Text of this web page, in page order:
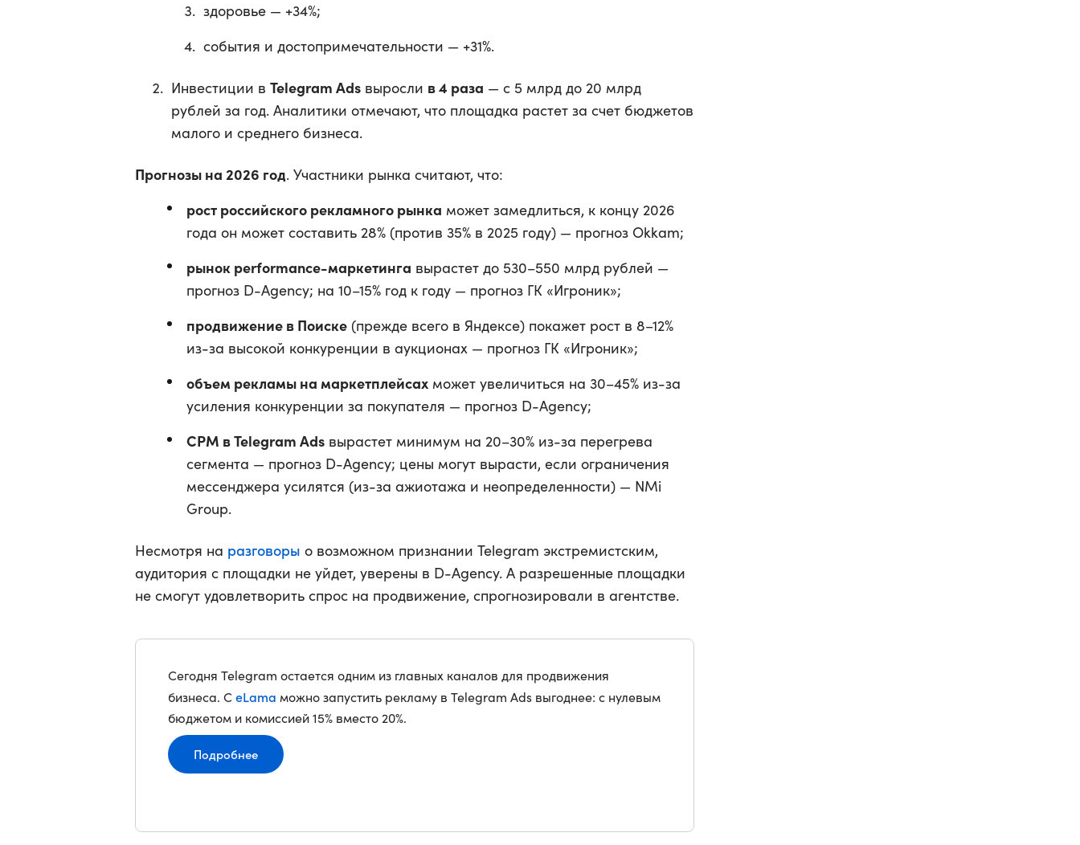
здоровье — +34%;
события и достопримечательности — +31%.
Инвестиции в Telegram Ads выросли в 4 раза — с 5 млрд до 20 млрд
рублей за год. Аналитики отмечают, что площадка растет за счет бюджетов
малого и среднего бизнеса.
Прогнозы на 2026 год. Участники рынка считают, что:
рост российского рекламного рынка может замедлиться, к концу 2026
года он может составить 28% (против 35% в 2025 году) — прогноз Okkam;
рынок performance-маркетинга вырастет до 530–550 млрд рублей —
прогноз D-Agency; на 10–15% год к году — прогноз ГК «Игроник»;
продвижение в Поиске (прежде всего в Яндексе) покажет рост в 8–12%
из-за высокой конкуренции в аукционах — прогноз ГК «Игроник»;
объем рекламы на маркетплейсах может увеличиться на 30–45% из-за
усиления конкуренции за покупателя — прогноз D-Agency;
CPM в Telegram Ads вырастет минимум на 20–30% из-за перегрева
сегмента — прогноз D-Agency; цены могут вырасти, если ограничения
мессенджера усилятся (из-за ажиотажа и неопределенности) — NMi
Group.
Несмотря на разговоры о возможном признании Telegram экстремистским,
аудитория с площадки не уйдет, уверены в D-Agency. А разрешенные площадки
не смогут удовлетворить спрос на продвижение, спрогнозировали в агентстве.
Сегодня Telegram остается одним из главных каналов для продвижения
бизнеса. СeLama можно запустить рекламу в Telegram Ads выгоднее: с нулевым
бюджетом и комиссией 15% вместо 20%.
Подробнее